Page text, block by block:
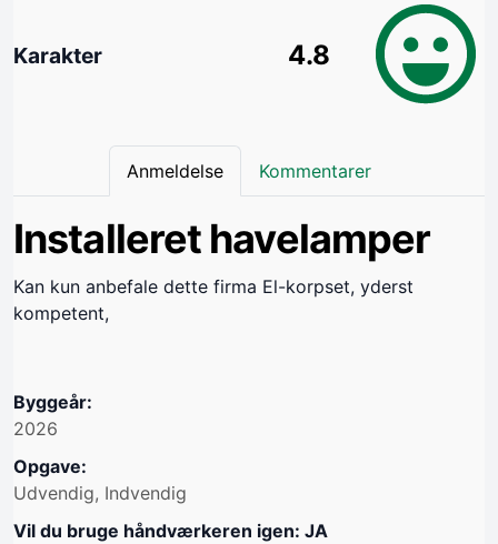
Karakter 4.8
Anmeldelse Kommentarer
Installeret havelamper
Kan kun anbefale dette firma El-korpset, yderst
kompetent,
Byggeår:
2026
Opgave:
Udvendig, Indvendig
Vil du bruge håndværkeren igen: JA